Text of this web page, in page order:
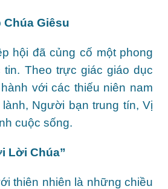
Giêsu
hội đã củng cố một phong
Theo trực giác giáo dục
với các thiếu niên nam
Người bạn trung tín, Vị
cuộc sống.
Lời Chúa”
thiên nhiên là những chiều